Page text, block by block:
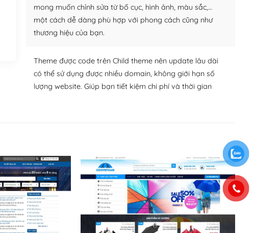
mong muốn chỉnh sửa từ bố cục, hình ảnh, màu sắc,…
một cách dễ dàng phù hợp với phong cách cũng như
thương hiệu của bạn.
Theme được code trên Child theme nên update lâu dài
có thể sử dụng được nhiều domain, không giới hạn số
lượng website. Giúp bạn tiết kiệm chi phí và thời gian